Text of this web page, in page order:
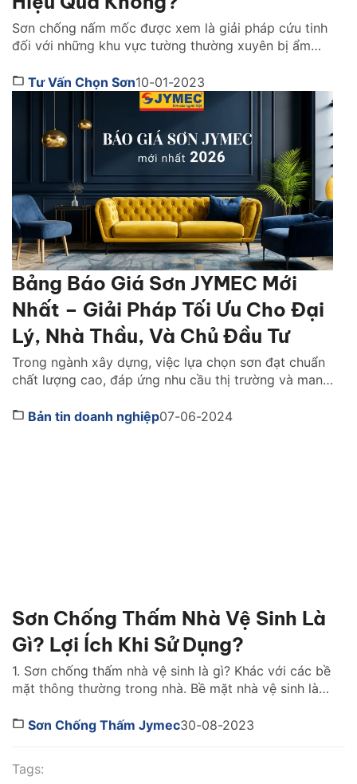
Sơn chống nấm mốc được xem là giải pháp cứu tinh
đối với những khu vực tường thường xuyên bị ẩm
gia đình tin dùng lựa chọn. Cùng Sơn JYMEC tìm
hiểu ngay qua bài viết dưới đây nhé! 1. Sơn chống
nấm mốc hoạt […]
Tư Vấn Chọn Sơn10-01-2023
Bảng Báo Giá Sơn JYMEC Mới
Nhất – Giải Pháp Tối Ưu Cho Đại
Lý, Nhà Thầu, Và Chủ Đầu Tư
Trong ngành xây dựng, việc lựa chọn sơn đạt chuẩn
chất lượng cao, đáp ứng nhu cầu thị trường và mang
của đại lý phân phối, nhà thầu và chủ đầu tư. Công
Bản tin doanh nghiệp07-06-2024
Sơn Chống Thấm Nhà Vệ Sinh Là
Gì? Lợi Ích Khi Sử Dụng?
1. Sơn chống thấm nhà vệ sinh là gì? Khác với các bề
mặt thông thường trong nhà. Bề mặt nhà vệ sinh là
nước và hơi ẩm. Do đó, bề mặt nhà vệ sinh dễ bị ẩm
Sơn Chống Thấm Jymec30-08-2023
Tags: